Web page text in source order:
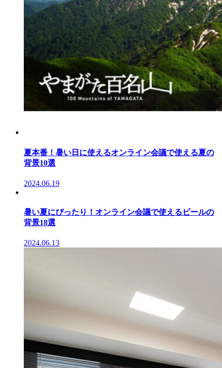
夏本番！暑い日に使えるオンライン会議で使える夏の
背景10選
2024.06.19
暑い夏にぴったり！オンライン会議で使えるビールの
背景18選
2024.06.13